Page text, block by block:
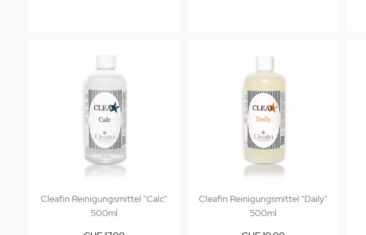
Cleafin Reinigungsmittel "Calc"
500ml
Cleafin Reinigungsmittel "Daily"
500ml